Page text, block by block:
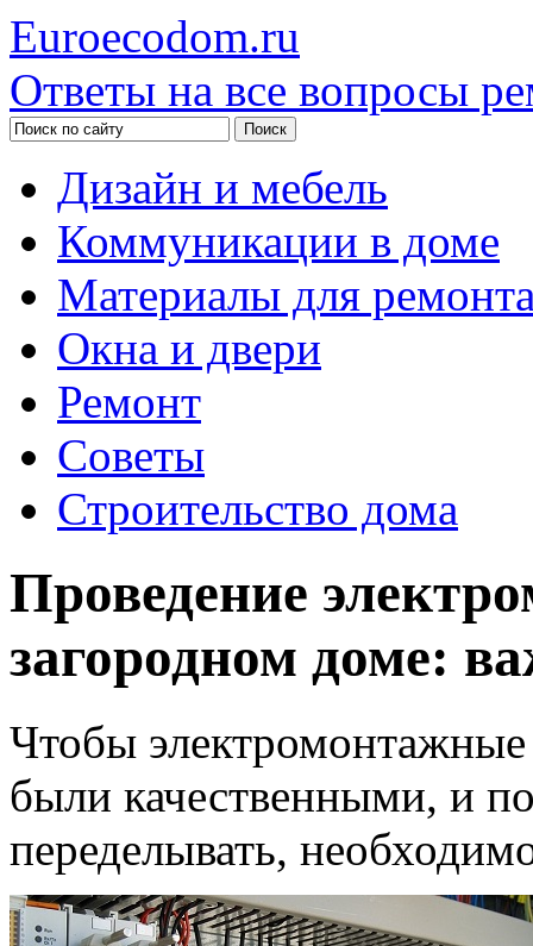
Euroecodom.ru
Ответы на все вопросы
Дизайн и мебель
Коммуникации в доме
Материалы для
Окна и двери
Ремонт
Советы
Строительство дома
Проведение
загородном доме:
Чтобы
были качественными, и
переделывать,